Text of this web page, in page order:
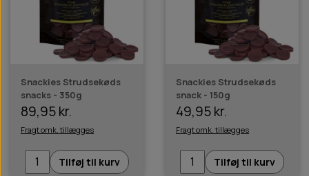
Snackies Strudsekøds
snacks - 350g
89,95 kr.
Fragt omk. tillægges
Tilføj til kurv
Snackies Strudsekøds
snack - 150g
49,95 kr.
Fragt omk. tillægges
Tilføj til kurv